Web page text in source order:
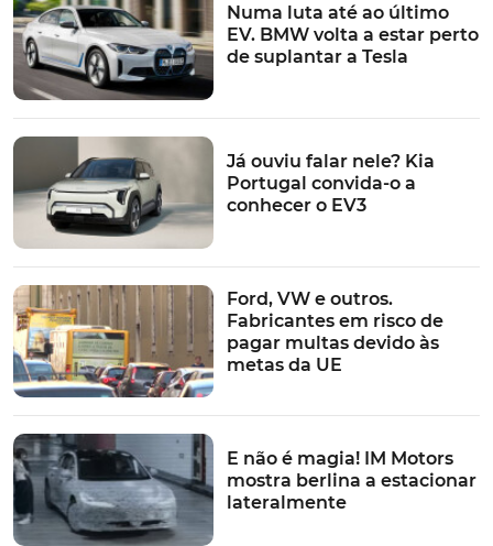
Numa luta até ao último
EV. BMW volta a estar perto
de suplantar a Tesla
Já ouviu falar nele? Kia
Portugal convida-o a
conhecer o EV3
Ford, VW e outros.
Fabricantes em risco de
pagar multas devido às
metas da UE
E não é magia! IM Motors
mostra berlina a estacionar
lateralmente